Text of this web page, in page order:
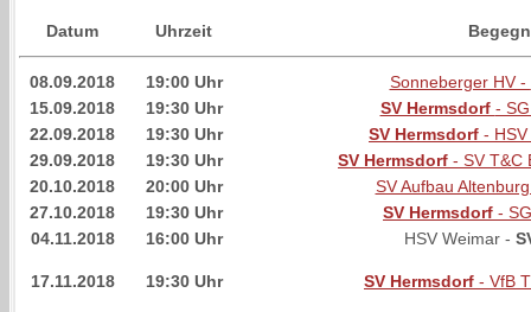
Datum Uhrzeit
08.09.2018 19:00 Uhr Sonneberger HV -
15.09.2018
19:30 Uhr SV Hermsdorf -
22.09.2018
19:30 Uhr SV Hermsdorf -
29.09.2018
19:30 Uhr SV Hermsdorf - SV T&C
20.10.2018
20:00 Uhr
SV Aufbau
27.10.2018
19:30 Uhr SV Hermsdorf -
04.11.2018
16:00 Uhr HSV Weimar -
17.11.2018 19:30 Uhr SV Hermsdorf - VfB